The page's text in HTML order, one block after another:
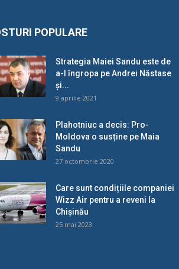
POPULARE
Strategia Maiei Sandu este de
a-l îngropa pe Andrei Năstase
și...
9 aprilie 2021
Plahotniuc a decis: Pro-
Moldova o susține pe Maia
Sandu
27 octombrie 2020
Care sunt condițiile companiei
Wizz Air pentru a reveni la
Chișinău
25 mai 2023